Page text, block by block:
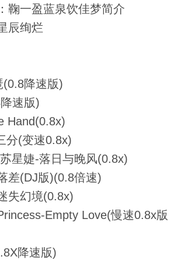
鞠一盈蓝泉饮佳梦简介
辰绚烂
(0.8降速版)
速版)
Hand(0.8x)
分(变速0.8x)
星婕-落日与晚风(0.8x)
差(DJ版)(0.8倍速)
失幻境(0.8x)
Empty Love(慢速0.8x版
降速版)